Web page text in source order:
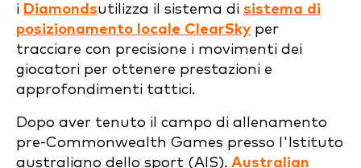
i Diamondsutilizza il sistema di sistema di
posizionamento locale ClearSky per
tracciare con precisione i movimenti dei
giocatori per ottenere prestazioni e
approfondimenti tattici.
Dopo aver tenuto il campo di allenamento
pre-Commonwealth Games presso l'Istituto
australiano dello sport (AIS). Australian